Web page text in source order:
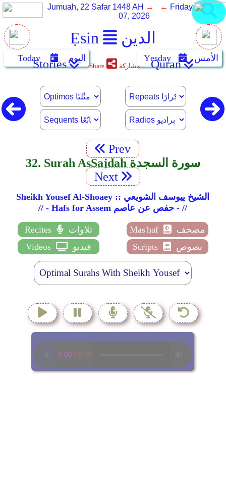
Ẹsin الدين
Jumuah, 22 Safar 1448 AH → ← Friday, August
07, 2026
Today اليوم Yẹsday الأمس Stories Share مشاركة Quran
Prev
32. Surah As­Sajdah سورة السجدة
Next
Sheikh Yousef Al-Shoaey :: الشيخ ييوسف الشويعي
// - Hafs for Assem حفص عن عاصم - //
Recites تلاوات Mas'haf
مصحف
Videos
فيديو Scripts نصوص